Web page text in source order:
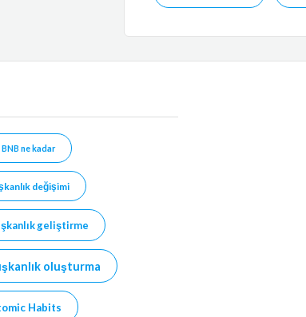
BNB ne kadar
değişimi
geliştirme
oluşturma
Habits